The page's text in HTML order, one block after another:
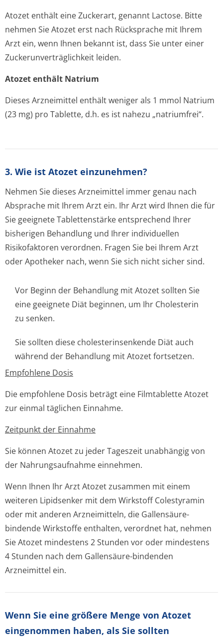
Atozet enthält eine Zuckerart, genannt Lactose. Bitte
nehmen Sie Atozet erst nach Rücksprache mit Ihrem
Arzt ein, wenn Ihnen bekannt ist, dass Sie unter einer
Zuckerunverträglichke­it leiden.
Atozet enthält Natrium
Dieses Arzneimittel enthält weniger als 1 mmol Natrium
(23 mg) pro Tablette, d.h. es ist nahezu „natriumfrei“.
3. Wie ist Atozet einzunehmen?
Nehmen Sie dieses Arzneimittel immer genau nach
Absprache mit Ihrem Arzt ein. Ihr Arzt wird Ihnen die für
Sie geeignete Tablettenstärke entsprechend Ihrer
bisherigen Behandlung und Ihrer individuellen
Risikofaktoren verordnen. Fragen Sie bei Ihrem Arzt
oder Apotheker nach, wenn Sie sich nicht sicher sind.
Vor Beginn der Behandlung mit Atozet sollten Sie
eine geeignete Diät beginnen, um Ihr Cholesterin
zu senken.
Sie sollten diese cholesterinsenkende Diät auch
während der Behandlung mit Atozet fortsetzen.
Empfohlene Dosis
Die empfohlene Dosis beträgt eine Filmtablette Atozet
zur einmal täglichen Einnahme.
Zeitpunkt der Einnahme
Sie können Atozet zu jeder Tageszeit unabhängig von
der Nahrungsaufnahme einnehmen.
Wenn Ihnen Ihr Arzt Atozet zusammen mit einem
weiteren Lipidsenker mit dem Wirkstoff Colestyramin
oder mit anderen Arzneimitteln, die Gallensäure-
bindende Wirkstoffe enthalten, verordnet hat, nehmen
Sie Atozet mindestens 2 Stunden vor oder mindestens
4 Stunden nach dem Gallensäure-bindenden
Arzneimittel ein.
Wenn Sie eine größere Menge von Atozet
eingenommen haben, als Sie sollten